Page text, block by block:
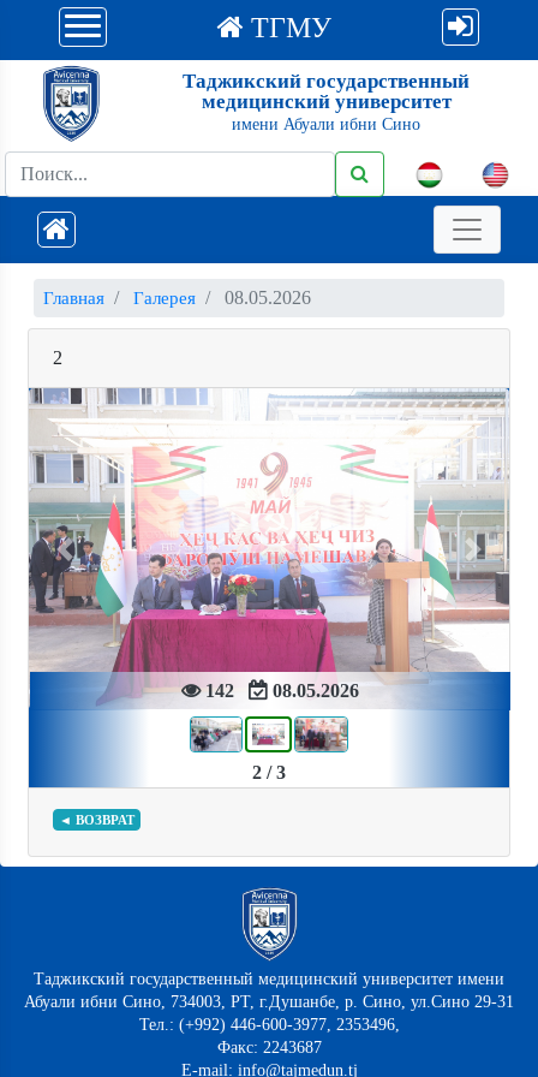
ТГМУ
Таджикский государственный
медицинский университет
имени Абуали ибни Сино
Главная Галерея 08.05.2026
2
142 08.05.2026
Previous Next
2 / 3
◄ ВОЗВРАТ
Таджикский государственный медицинский университет имени
Абуали ибни Сино, 734003, РТ, г.Душанбе, р. Сино, ул.Сино 29-31
Тел.: (+992) 446-600-3977, 2353496,
Факс: 2243687
E-mail: info@tajmedun.tj